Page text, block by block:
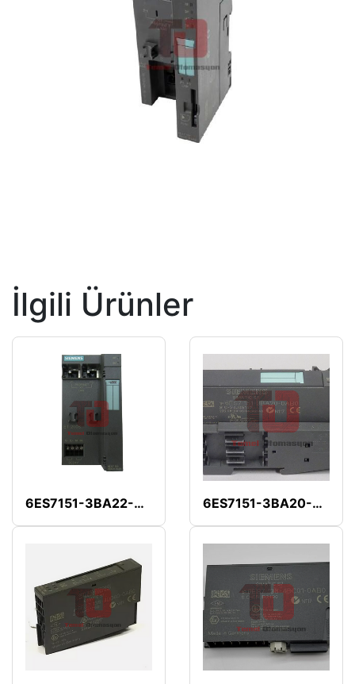
İlgili Ürünler
6ES7151-3BA22-0AB0 6ES7151-3BA20-0AB0